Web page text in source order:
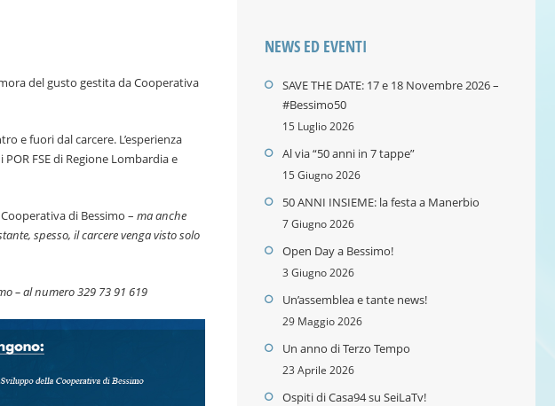
del gusto gestita da Cooperativa
e fuori dal carcere. L’esperienza
FSE di Regione Lombardia e
di Bessimo – ma anche
spesso, il carcere venga visto solo
– al numero 329 73 91 619
NEWS ED EVENTI
SAVE THE DATE: 17 e 18 Novembre 2026 –
#Bessimo50
15 Luglio 2026
Al via “50 anni in 7 tappe”
15 Giugno 2026
50 ANNI INSIEME: la festa a Manerbio
7 Giugno 2026
Open Day a Bessimo!
3 Giugno 2026
Un’assemblea e tante news!
29 Maggio 2026
Un anno di Terzo Tempo
23 Aprile 2026
Ospiti di Casa94 su SeiLaTv!